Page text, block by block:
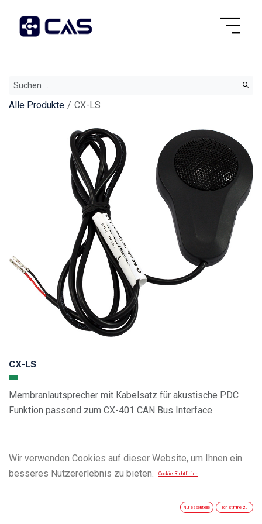
Alle Produkte CX-LS
CX-LS
Membranlautsprecher mit Kabelsatz für akustische PDC
Funktion passend zum CX-401 CAN Bus Interface
Wir verwenden Cookies auf dieser Website, um Ihnen ein
besseres Nutzererlebnis zu bieten.
Cookie-Richtlinien
Nur essentielle Ich stimme zu